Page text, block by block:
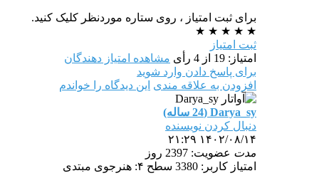
برای ثبت امتیاز ، روی ستاره موردنظر کلیک کنید.
★
★
★
★
★
ثبت امتیاز
امتیاز: 19 از 4 رأی
مشاهده امتیاز دهندگان
برای پاسخ دادن وارد شوید
افزودن به علاقه مندی این دیدگاه را خواندم
Darya_sy (24 ساله)
دنبال کردن نویسنده
۱۴۰۲/۰۸/۱۴ ۲۱:۲۹
مدت عضویت: 2397 روز
امتیاز کاربر: 3380
سطح ۴: هنرجوی مبتدی